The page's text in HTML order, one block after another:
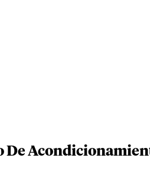
De